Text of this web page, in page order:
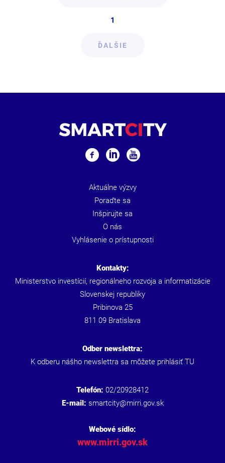
1
ĎALŠIE
Aktuálne výzvy
Poraďte sa
Inšpirujte sa
O nás
Vyhlásenie o prístupnosti
Kontakty:
Ministerstvo investícií, regionálneho rozvoja a informatizácie
Slovenskej republiky
Pribinova 25
811 09 Bratislava
Odber newslettra:
K odberu nášho newslettra sa môžete prihlásiť TU
Telefón: 02/20928412
E-mail: smartcity@mirri.gov.sk
Webové sídlo:
www.mirri.gov.sk